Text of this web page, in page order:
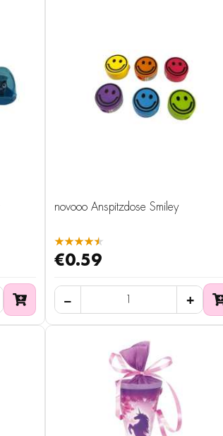
novooo Anspitzdose Smiley
★★★★★
€0.59